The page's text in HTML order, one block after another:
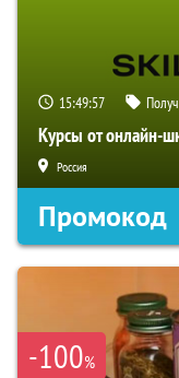
15:49:56
Курсы от онлайн-
Россия
Промокод
-100%